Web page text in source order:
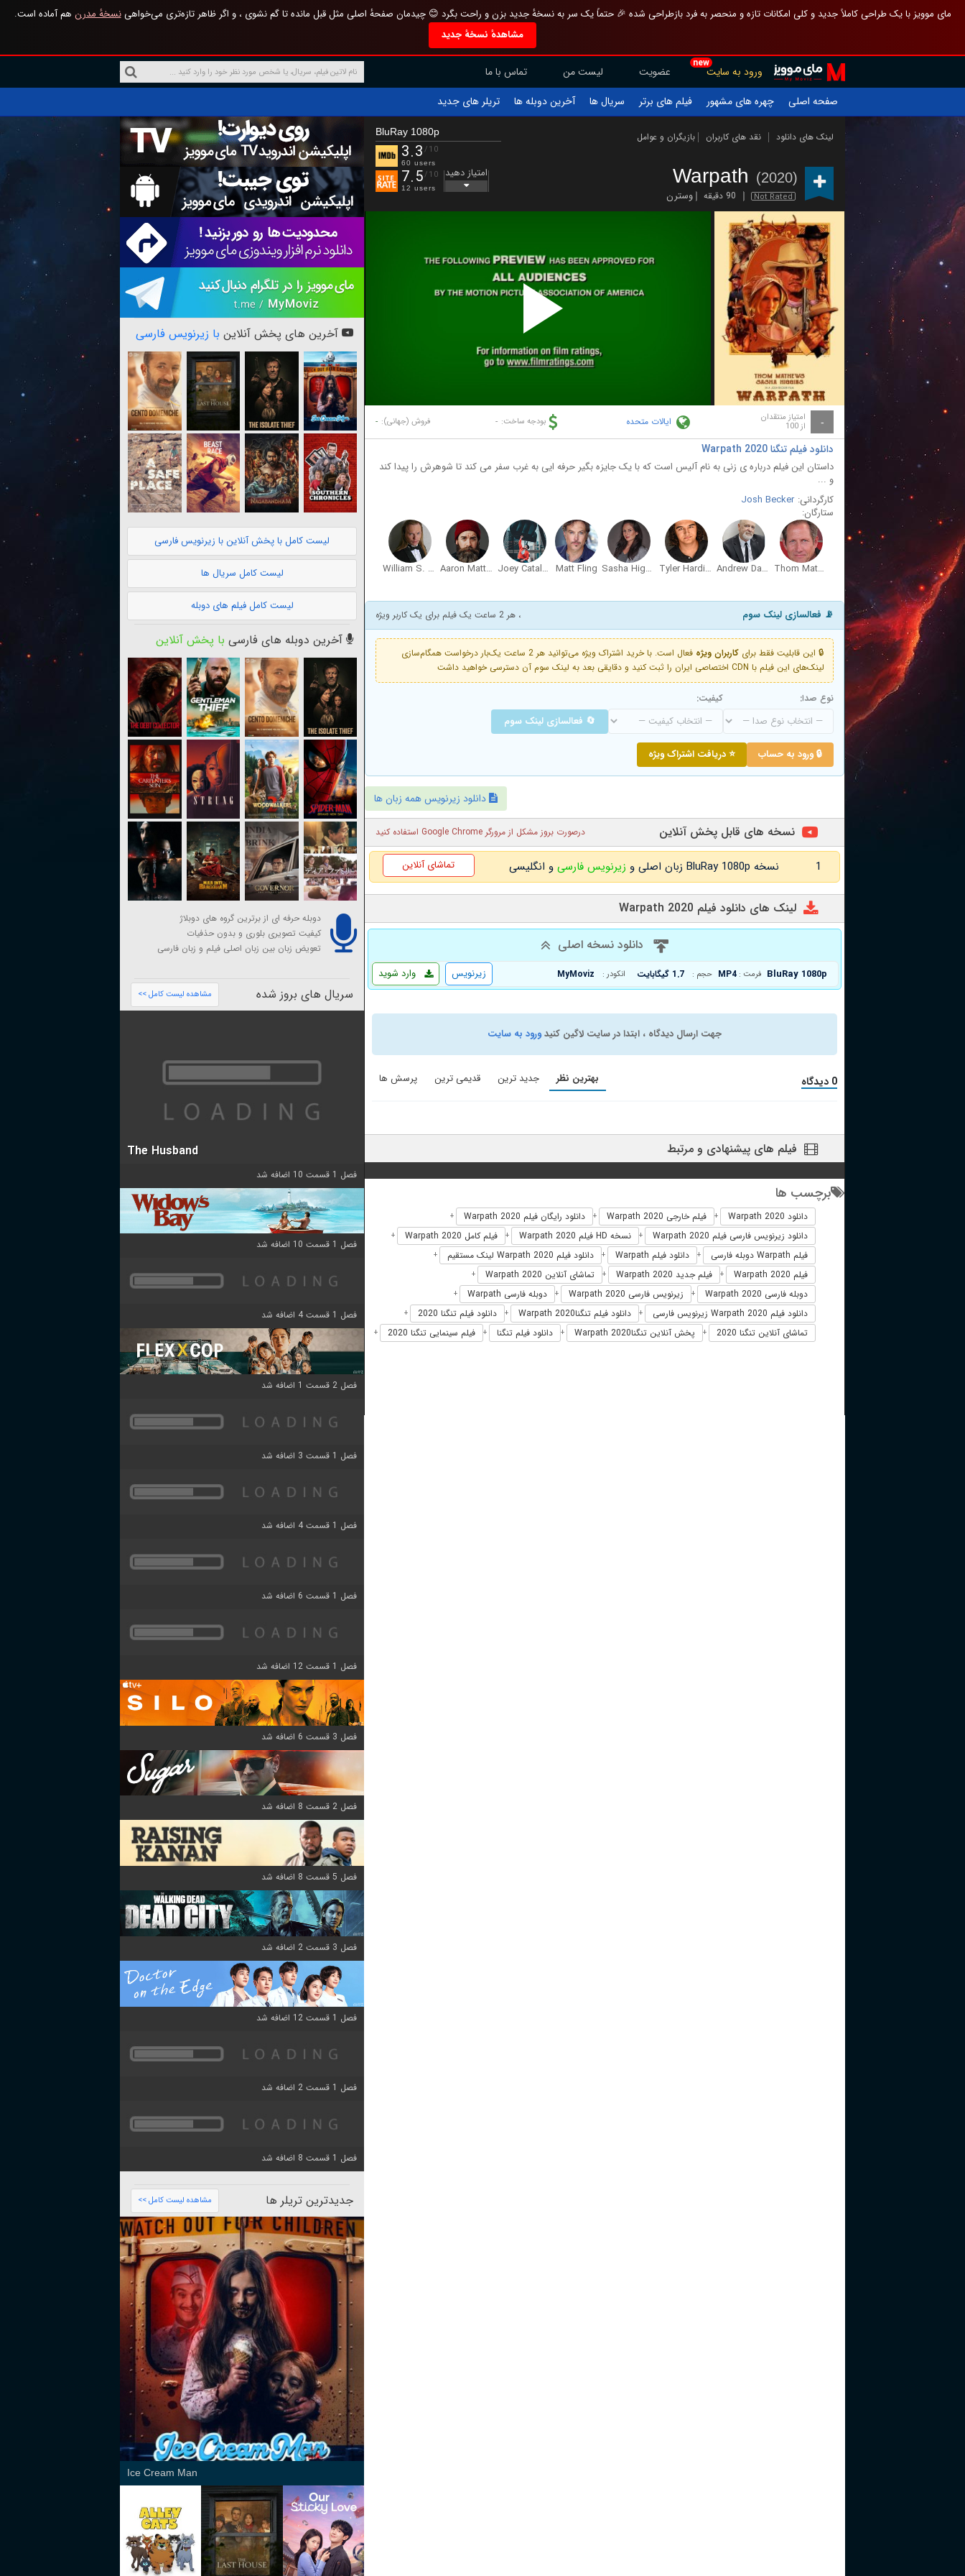
مای موویز با یک طراحی کاملاً جدید و کلی امکانات تازه و منحصر به فرد بازطراحی شده 🎉 حتماً یک سر به نسخهٔ جدید بزن و راحت بگرد 😊 چیدمان صفحهٔ اصلی مثل قبل مانده تا گم نشوی ، و اگر ظاهر تازه‌تری می‌خواهینسخهٔ مدرن هم آماده است.
مشاهدهٔ نسخهٔ جدید
new
ورود به سایت عضویت لیست من
تماس با ما
صفحه اصلی
چهره های مشهور فیلم های برتر سریال ها آخرین دوبله ها تریلر های جدید
لینک های دانلود نقد های کاربران بازیگران و عوامل
Warpath (2020)
Not Rated 90 دقیقه وسترن
BluRay 1080p
3.3 /10
60 users
7.5/10
12 users
امتیاز دهید
Play
Video
- امتیاز منتقدان
از 100 ایالات متحده بودجه ساخت: - فروش (جهانی): -
دانلود فیلم تنگنا Warpath 2020
داستان این فیلم درباره ی زنی به نام آلیس است که با یک جایزه بگیر حرفه ایی به غرب سفر می کند تا شوهرش را پیدا کند
و ...
کارگردانی: Josh Becker
ستارگان:
Thom Mathews
Andrew Dawe-Collins
Tyler Harding
Sasha Higgins
Matt Fling
Joey Catalano
Aaron Matthew Atkisson
William S. McIntire
📡 فعالسازی لینک سوم ، هر 2 ساعت یک فیلم برای یک کاربر ویژه
🔒 این قابلیت فقط برای کاربران ویژه
فعال است. با خرید اشتراک ویژه می‌توانید هر 2 ساعت یک‌بار درخواست همگام‌سازی
لینک‌های این فیلم با CDN اختصاصی ایران را ثبت کنید و دقایقی بعد به لینک سوم آن دسترسی خواهید داشت
نوع صدا: کیفیت:
🔄 فعالسازی لینک سوم
🔒 ورود به حساب ⭐ دریافت اشتراک ویژه
دانلود زیرنویس همه زبان ها
نسخه های قابل پخش آنلاین درصورت بروز مشکل از مرورگر Google Chrome استفاده کنید
1 نسخه BluRay 1080p زبان اصلی و زیرنویس فارسی و انگلیسی تماشای آنلاین
لینک های دانلود فیلم Warpath 2020
دانلود نسخه اصلی
BluRay 1080p فرمت : MP4 حجم : 1.7 گیگابایت انکودر : MyMoviz وارد شوید زیرنویس
جهت ارسال دیدگاه ، ابتدا در سایت لاگین کنیدورود به سایت
0 دیدگاه بهترین نظر جدید ترین قدیمی ترین پرسش ها
فیلم های پیشنهادی و مرتبط
برچسب ها
دانلود Warpath 2020 + فیلم خارجی Warpath 2020 + دانلود رایگان فیلم Warpath 2020 +
دانلود زیرنویس فارسی فیلم Warpath 2020 + نسخه HD فیلم Warpath 2020 + فیلم کامل Warpath 2020 +
فیلم Warpath دوبله فارسی + دانلود فیلم Warpath + دانلود فیلم Warpath 2020 لینک مستقیم +
فیلم Warpath 2020 + فیلم جدید Warpath 2020 + تماشای آنلاین Warpath 2020 +
دوبله فارسی Warpath 2020 + زیرنویس فارسی Warpath 2020 + دوبله فارسی Warpath +
دانلود فیلم Warpath 2020 زیرنویس فارسی + دانلود فیلم تنگناWarpath 2020 + دانلود فیلم تنگنا 2020 +
تماشای آنلاین تنگنا 2020 + پخش آنلاین تنگناWarpath 2020 + دانلود فیلم تنگنا + فیلم سینمایی تنگنا 2020 +
آخرین های پخش آنلاین با زیرنویس فارسی
لیست کامل با پخش آنلاین با زیرنویس فارسی
لیست کامل سریال ها
لیست کامل فیلم های دوبله
آخرین دوبله های فارسی با پخش آنلاین
دوبله حرفه ای از برترین گروه های دوبلاژ
کیفیت تصویری بلوری و بدون حذفیات
تعویض زبان بین زبان اصلی فیلم و زبان فارسی
سریال های بروز شده مشاهده لیست کامل >>
The Husband
فصل 1 قسمت 10 اضافه شد
فصل 1 قسمت 10 اضافه شد
فصل 1 قسمت 4 اضافه شد
فصل 2 قسمت 1 اضافه شد
فصل 1 قسمت 3 اضافه شد
فصل 1 قسمت 4 اضافه شد
فصل 1 قسمت 6 اضافه شد
فصل 1 قسمت 12 اضافه شد
فصل 3 قسمت 6 اضافه شد
فصل 2 قسمت 8 اضافه شد
فصل 5 قسمت 8 اضافه شد
فصل 3 قسمت 2 اضافه شد
فصل 1 قسمت 12 اضافه شد
فصل 1 قسمت 2 اضافه شد
فصل 1 قسمت 8 اضافه شد
جدیدترین تریلر ها مشاهده لیست کامل >>
Ice Cream Man